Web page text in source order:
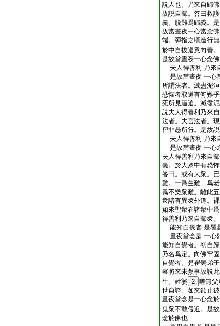
説人也。乃來自歸
故説自歸。答曰救
義。脱難爲歸義。
故當晝夜一心當念
端。彈指之頃造行
於中自拔迴意向善
是故當晝夜一心念
夫人得善利 乃來
是故當晝夜 一心
所謂法者。滅盡泥
恐懼者取道有何難
死所見逼迫。滅盡
説夫人得善利乃來
法者。夫言法者。
習非愚所行。是故
夫人得善利 乃來
是故當晝夜 一心
夫人得善利乃來自
義。於大衆中有恐
答曰。或有大衆。
難。一爲生難二爲
爲不樂衆難。離此
衆諸有異衆外道。
如來聖衆在諸衆中
得善利乃來自歸衆
能知自覺者 是瞿
晝夜當念是 一心
能知自覺者。初自
乃名爲定。向佛牢
自覺者。是瞿曇弟
察將來未然事故説
生。姓婆 2 嗟無父
世自誇。如來欲止
晝夜當念是一心念
鬼衆不敢侵近。是
念於佛也